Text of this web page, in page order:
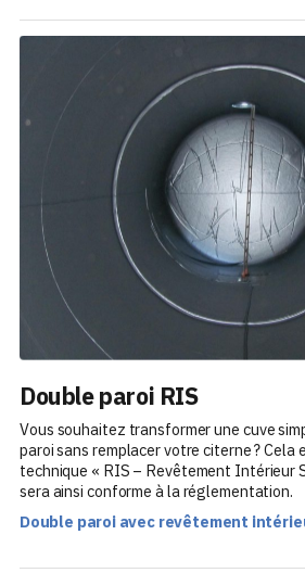
Double paroi RIS
Vous souhaitez transformer une cuve
paroi sans remplacer votre citerne ? Cela
technique « RIS – Revêtement Intérieur
sera ainsi conforme à la réglementation.
Double paroi avec revêtement